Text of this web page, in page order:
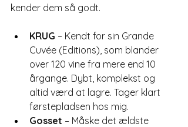
kender dem så godt.
KRUG – Kendt for sin Grande
Cuvée (Editions), som blander
over 120 vine fra mere end 10
årgange. Dybt, komplekst og
altid værd at lagre. Tager klart
førstepladsen hos mig.
Gosset – Måske det ældste